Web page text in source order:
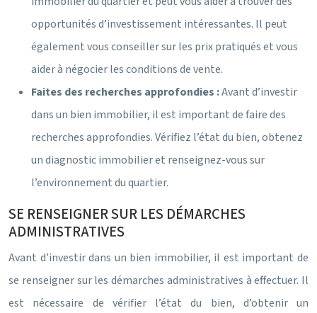
opportunités d’investissement intéressantes. Il peut
également vous conseiller sur les prix pratiqués et vous
aider à négocier les conditions de vente.
Faites des recherches approfondies :Avant d’investir
dans un bien immobilier, il est important de faire des
recherches approfondies. Vérifiez l’état du bien, obtenez
un diagnostic immobilier et renseignez-vous sur
l’environnement du quartier.
SE RENSEIGNER SUR LES DÉMARCHES
ADMINISTRATIVES
Avant d’investir dans un bien immobilier, il est important de
se renseigner sur les démarches administratives à effectuer. Il
est nécessaire de vérifier l’état du bien, d’obtenir un